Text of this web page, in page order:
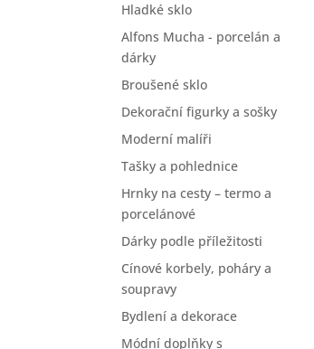
Hladké sklo
Alfons Mucha - porcelán a
dárky
Broušené sklo
Dekorační figurky a sošky
Moderní malíři
Tašky a pohlednice
Hrnky na cesty – termo a
porcelánové
Dárky podle příležitosti
Cínové korbely, poháry a
soupravy
Bydlení a dekorace
Módní doplňky s